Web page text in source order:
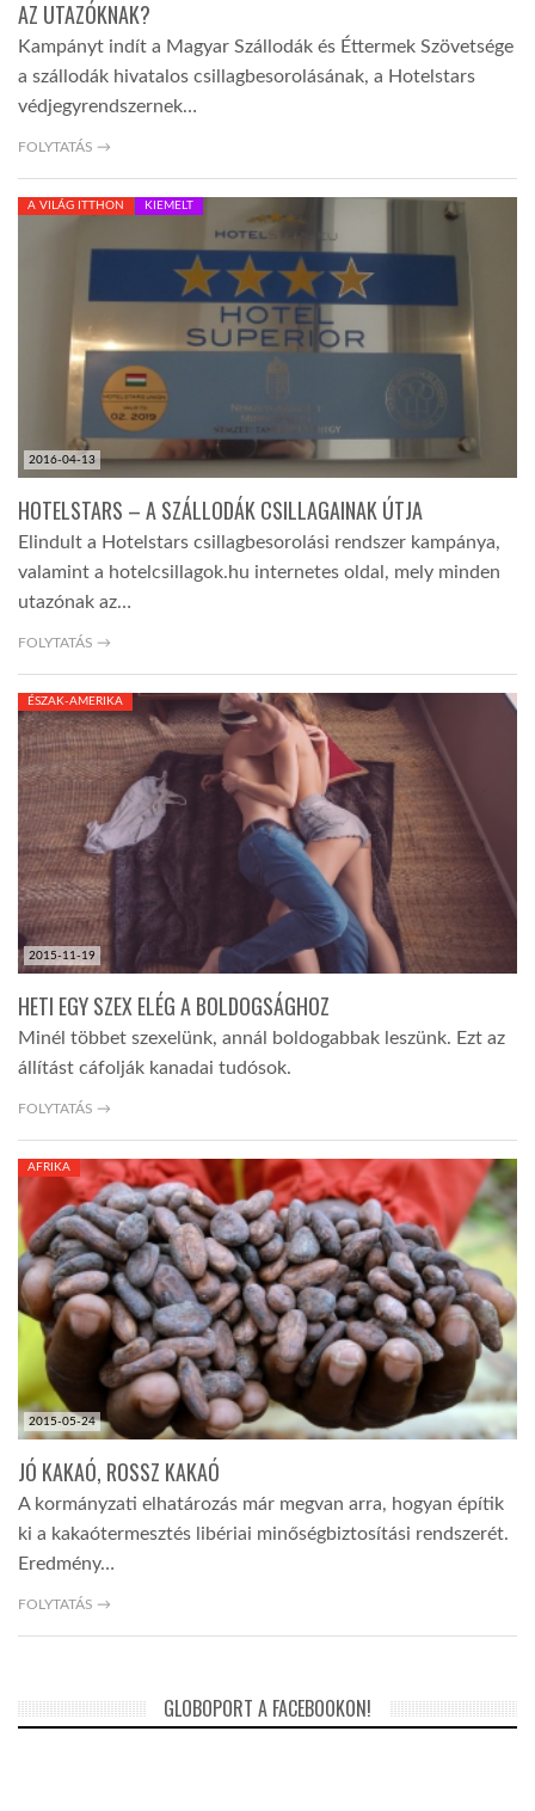
LINKTR.EE
GLOBOZSARU
DOBRAVERO.HU
LATIMO.HU
GLOBOBOOK
AZ UTAZÓKNAK?
Kampányt indít a Magyar Szállodák és Éttermek Szövetsége
a szállodák hivatalos csillagbesorolásának, a Hotelstars
védjegyrendszernek…
FOLYTATÁS →
2016-04-13
A VILÁG ITTHON KIEMELT
HOTELSTARS – A SZÁLLODÁK CSILLAGAINAK ÚTJA
Elindult a Hotelstars csillagbesorolási rendszer kampánya,
valamint a hotelcsillagok.hu internetes oldal, mely minden
utazónak az…
FOLYTATÁS →
2015-11-19
ÉSZAK-AMERIKA
HETI EGY SZEX ELÉG A BOLDOGSÁGHOZ
Minél többet szexelünk, annál boldogabbak leszünk. Ezt az
állítást cáfolják kanadai tudósok.
FOLYTATÁS →
2015-05-24
AFRIKA
JÓ KAKAÓ, ROSSZ KAKAÓ
A kormányzati elhatározás már megvan arra, hogyan építik
ki a kakaótermesztés libériai minőségbiztosítási rendszerét.
Eredmény…
FOLYTATÁS →
GLOBOPORT A FACEBOOKON!